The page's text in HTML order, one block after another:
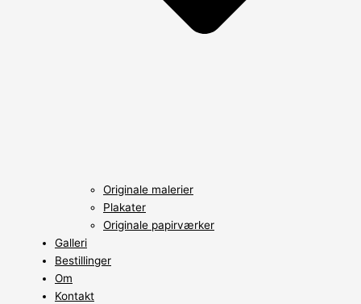
Originale malerier
Plakater
Originale papirværker
Galleri
Bestillinger
Om
Kontakt